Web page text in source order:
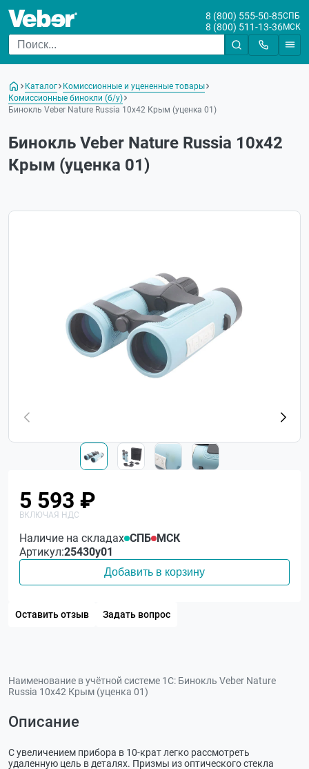
8 (800) 555-50-85СПБ
8 (800) 511-13-36МСК
Каталог
Комиссионные и уцененные товары
Комиссионные бинокли (б/у)
Бинокль Veber Nature Russia 10x42 Крым (уценка 01)
Бинокль Veber Nature Russia 10x42
Крым (уценка 01)
5 593 ₽
Наличие на складах СПБ МСК
Артикул:25430у01
Добавить в корзину
Оставить отзыв Задать вопрос
Наименование в учётной системе 1С: Бинокль Veber Nature
Russia 10x42 Крым (уценка 01)
Описание
С увеличением прибора в 10-крат легко рассмотреть
удаленную цель в деталях. Призмы из оптического стекла